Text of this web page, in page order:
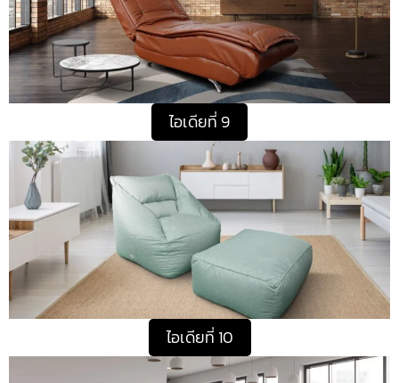
ไอเดียที่ 9
ไอเดียที่ 10